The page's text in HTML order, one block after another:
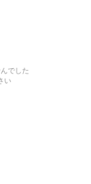
でした
い